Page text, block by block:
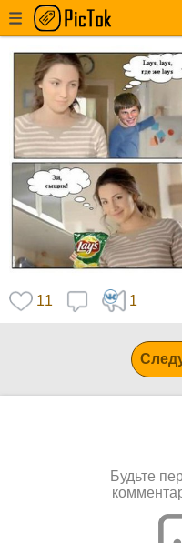
Андрей Аршавин
11 1
Будьте